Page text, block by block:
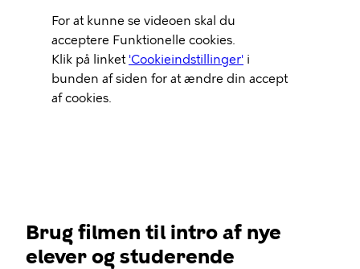
Video
Url
For at kunne se videoen skal du
acceptere Funktionelle cookies.
Klik på linket 'Cookieindstillinger' i
bunden af siden for at ændre din accept
af cookies.
Brug filmen til intro af nye
elever og studerende